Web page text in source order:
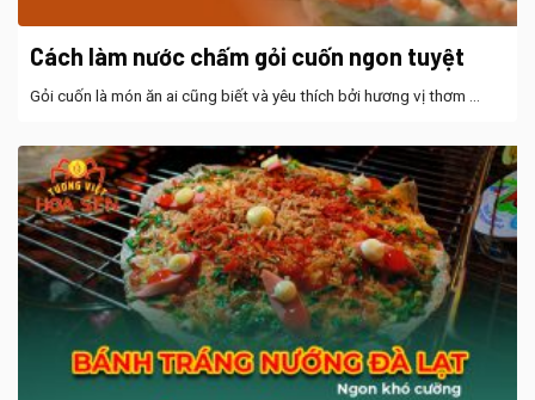
Cách làm nước chấm gỏi cuốn ngon tuyệt
Gỏi cuốn là món ăn ai cũng biết và yêu thích bởi hương vị thơm ...